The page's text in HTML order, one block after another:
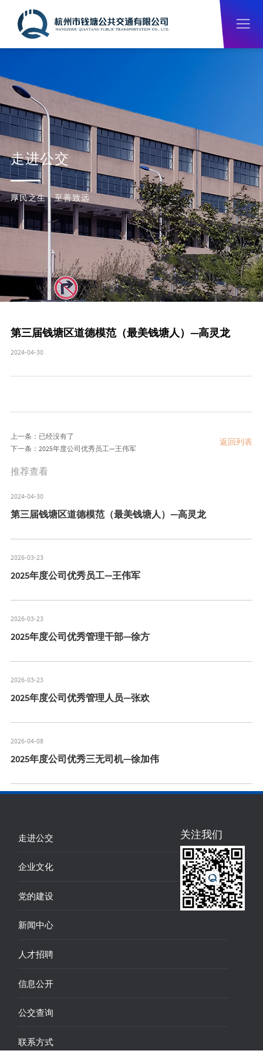
走进公交
厚民之生，至善致远
第三届钱塘区道德模范（最美钱塘人）—高灵龙
2024-04-30
上一条：已经没有了
下一条：2025年度公司优秀员工—王伟军
返回列表
推荐查看
2024-04-30
第三届钱塘区道德模范（最美钱塘人）—高灵龙
2026-03-23
2025年度公司优秀员工—王伟军
2026-03-23
2025年度公司优秀管理干部—徐方
2026-03-23
2025年度公司优秀管理人员—张欢
2026-04-08
2025年度公司优秀三无司机—徐加伟
走进公交
企业文化
党的建设
新闻中心
人才招聘
信息公开
公交查询
联系方式
关注我们